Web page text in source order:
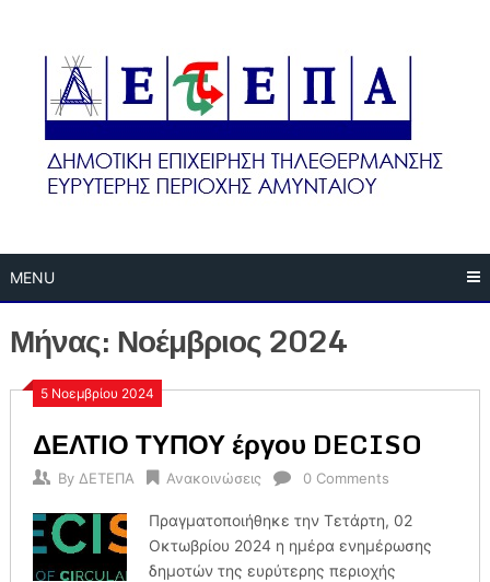
content
MENU
Μήνας:Νοέμβριος 2024
5 Νοεμβρίου 2024
ΔΕΛΤΙΟ ΤΥΠΟΥ έργου DECISO
By ΔΕΤΕΠΑ Ανακοινώσεις 0 Comments
Πραγματοποιήθηκε την Τετάρτη, 02
Οκτωβρίου 2024 η ημέρα ενημέρωσης
δημοτών της ευρύτερης περιοχής